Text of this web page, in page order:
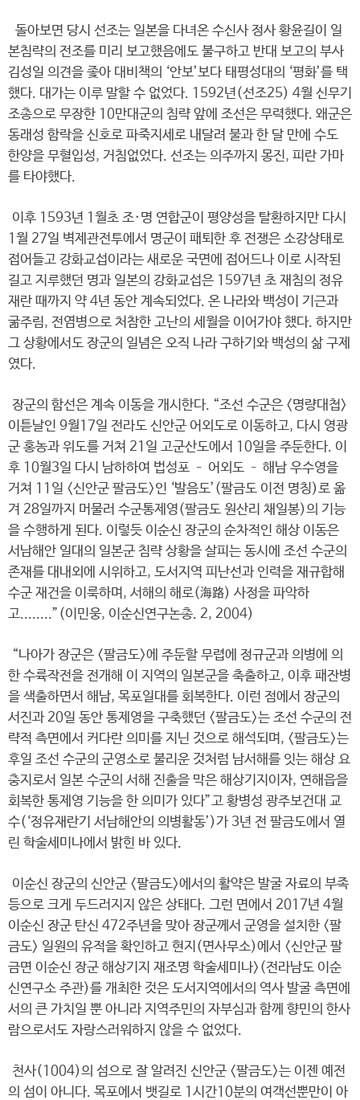
돌아보면 당시 선조는 일본을 다녀온 수신사 정사 황윤길이 일
본침략의 전조를 미리 보고했음에도 불구하고 반대 보고의 부사
김성일 의견을 좇아 대비책의 ‘안보’보다 태평성대의 ‘평화’를 택
했다. 대가는 이루 말할 수 없었다. 1592년(선조25) 4월 신무기
조총으로 무장한 10만대군의 침략 앞에 조선은 무력했다. 왜군은
동래성 함락을 신호로 파죽지세로 내달려 불과 한 달 만에 수도
한양을 무혈입성, 거침없었다. 선조는 의주까지 몽진, 피란 가마
를 타야했다.
이후 1593년 1월초 조·명 연합군이 평양성을 탈환하지만 다시
1월 27일 벽제관전투에서 명군이 패퇴한 후 전쟁은 소강상태로
접어들고 강화교섭이라는 새로운 국면에 접어드나 이로 시작된
길고 지루했던 명과 일본의 강화교섭은 1597년 초 재침의 정유
재란 때까지 약 4년 동안 계속되었다. 온 나라와 백성이 기근과
굶주림, 전염병으로 처참한 고난의 세월을 이어가야 했다. 하지만
그 상황에서도 장군의 일념은 오직 나라 구하기와 백성의 삶 구제
였다.
장군의 함선은 계속 이동을 개시한다. “조선 수군은 <명량대첩>
이튿날인 9월17일 전라도 신안군 어외도로 이동하고, 다시 영광
군 홍농과 위도를 거쳐 21일 고군산도에서 10일을 주둔한다. 이
후 10월3일 다시 남하하여 법성포 – 어외도 – 해남 우수영을
거쳐 11일 <신안군 팔금도>인 ‘발음도’(팔금도 이전 명칭)로 옮
겨 28일까지 머물러 수군통제영(팔금도 원산리 채일봉)의 기능
을 수행하게 된다. 이렇듯 이순신 장군의 순차적인 해상 이동은
서남해안 일대의 일본군 침략 상황을 살피는 동시에 조선 수군의
존재를 대내외에 시위하고, 도서지역 피난선과 인력을 재규합해
수군 재건을 이룩하며, 서해의 해로(海路) 사정을 파악하
고........”(이민웅, 이순신연구논총. 2, 2004)
“나아가 장군은 <팔금도>에 주둔할 무렵에 정규군과 의병에 의
한 수륙작전을 전개해 이 지역의 일본군을 축출하고, 이후 패잔병
을 색출하면서 해남, 목포일대를 회복한다. 이런 점에서 장군의
서진과 20일 동안 통제영을 구축했던 <팔금도>는 조선 수군의 전
략적 측면에서 커다란 의미를 지닌 것으로 해석되며, <팔금도>는
후일 조선 수군의 군영소로 불리운 것처럼 남서해를 잇는 해상 요
충지로서 일본 수군의 서해 진출을 막은 해상기지이자, 연해읍을
회복한 통제영 기능을 한 의미가 있다”고 황병성 광주보건대 교
수(‘정유재란기 서남해안의 의병활동’)가 3년 전 팔금도에서 열
린 학술세미나에서 밝힌 바 있다.
이순신 장군의 신안군 <팔금도>에서의 활약은 발굴 자료의 부족
등으로 크게 두드러지지 않은 상태다. 그런 면에서 2017년 4월
이순신 장군 탄신 472주년을 맞아 장군께서 군영을 설치한 <팔
금도> 일원의 유적을 확인하고 현지(면사무소)에서 <신안군 팔
금면 이순신 장군 해상기지 재조명 학술세미나>(전라남도 이순
신연구소 주관)를 개최한 것은 도서지역에서의 역사 발굴 측면에
서의 큰 가치일 뿐 아니라 지역주민의 자부심과 함께 향민의 한사
람으로서도 자랑스러워하지 않을 수 없었다.
천사(1004)의 섬으로 잘 알려진 신안군 <팔금도>는 이젠 예전
의 섬이 아니다. 목포에서 뱃길로 1시간10분의 여객선뿐만이 아